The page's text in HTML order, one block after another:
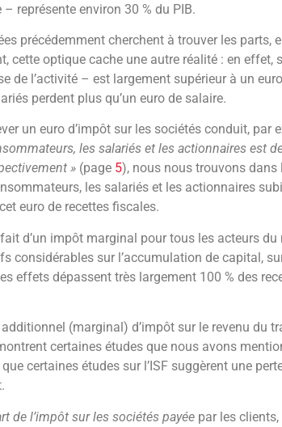
représente environ 30 % du PIB.
précédemment cherchent à trouver les parts,
cette optique cache une autre réalité : en effet,
de l’activité – est largement supérieur à un
perdent plus qu’un euro de salaire.
un euro d’impôt sur les sociétés conduit, par
les salariés et les actionnaires est
» (page 5), nous nous trouvons
les salariés et les actionnaires
euro de recettes fiscales.
d’un impôt marginal pour tous les acteurs du
considérables sur l’accumulation de capital,
effets dépassent très largement 100 % des
(marginal) d’impôt sur le revenu du
certaines études que nous avons
certaines études sur l’ISF suggèrent une
de l’impôt sur les sociétés payée par les